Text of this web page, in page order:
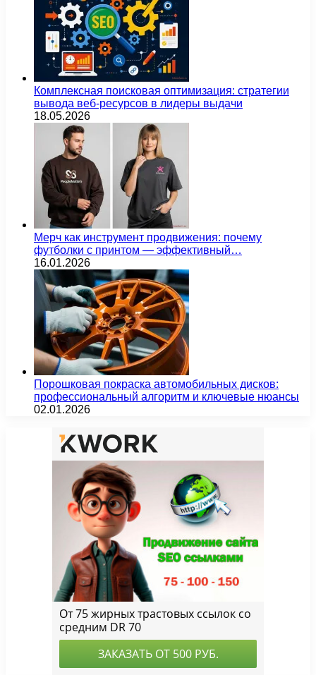
Комплексная поисковая оптимизация: стратегии
вывода веб-ресурсов в лидеры выдачи
18.05.2026
Мерч как инструмент продвижения: почему
футболки с принтом — эффективный…
16.01.2026
Порошковая покраска автомобильных дисков:
профессиональный алгоритм и ключевые нюансы
02.01.2026